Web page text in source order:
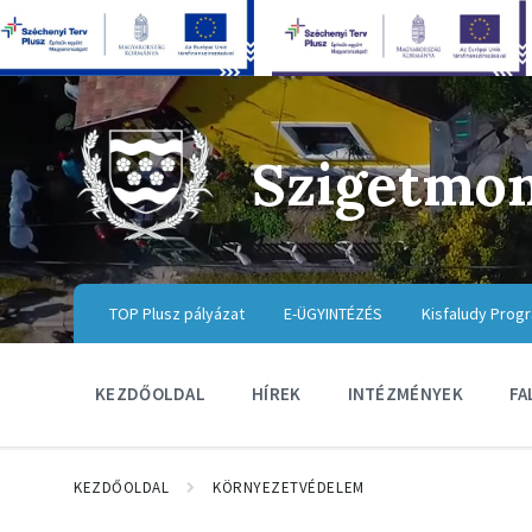
TOP Plusz pályázat E-ÜGYINTÉZÉS Kisfaludy
KEZDŐOLDAL HÍREK INTÉZMÉNYEK
KEZDŐOLDAL KÖRNYEZETVÉDELEM